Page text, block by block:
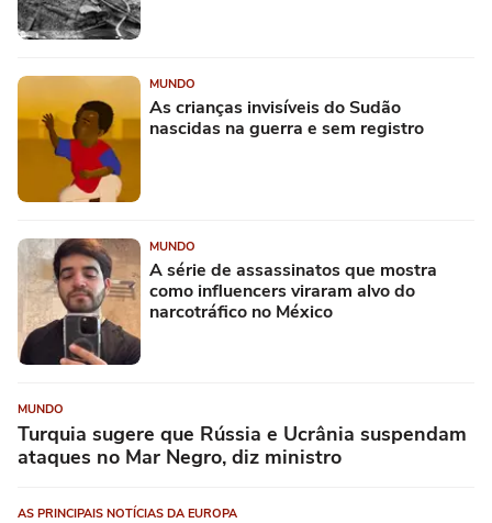
MUNDO
As crianças invisíveis do Sudão
nascidas na guerra e sem registro
MUNDO
A série de assassinatos que mostra
como influencers viraram alvo do
narcotráfico no México
MUNDO
Turquia sugere que Rússia e Ucrânia suspendam
ataques no Mar Negro, diz ministro
AS PRINCIPAIS NOTÍCIAS DA EUROPA